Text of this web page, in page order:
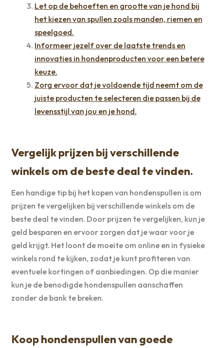
Let op de behoeften en grootte van je hond bij
het kiezen van spullen zoals manden, riemen en
speelgoed.
Informeer jezelf over de laatste trends en
innovaties in hondenproducten voor een betere
keuze.
Zorg ervoor dat je voldoende tijd neemt om de
juiste producten te selecteren die passen bij de
levensstijl van jou en je hond.
Vergelijk prijzen bij verschillende
winkels om de beste deal te vinden.
Een handige tip bij het kopen van hondenspullen is om
prijzen te vergelijken bij verschillende winkels om de
beste deal te vinden. Door prijzen te vergelijken, kun je
geld besparen en ervoor zorgen dat je waar voor je
geld krijgt. Het loont de moeite om online en in fysieke
winkels rond te kijken, zodat je kunt profiteren van
eventuele kortingen of aanbiedingen. Op die manier
kun je de benodigde hondenspullen aanschaffen
zonder de bank te breken.
Koop hondenspullen van goede